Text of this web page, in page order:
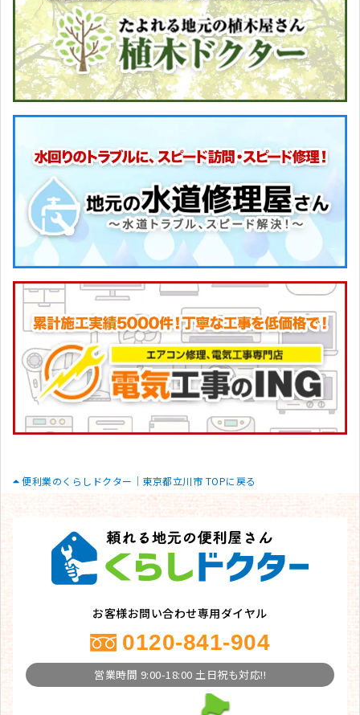
便利業のくらしドクター｜東京都立川市 TOPに戻る
お客様お問い合わせ専用ダイヤル
0120-841-904
営業時間 9:00-18:00 土日祝も対応!!